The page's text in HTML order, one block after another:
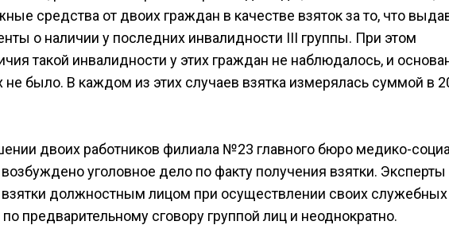
средства от двоих граждан в качестве взяток за то, что
о наличии у последних инвалидности III группы. При этом
такой инвалидности у этих граждан не наблюдалось, и
не было. В каждом из этих случаев взятка измерялась суммой в
двоих работников филиала №23 главного бюро медико-
уголовное дело по факту получения взятки. Эксперты
должностным лицом при осуществлении своих служебных
предварительному сговору группой лиц и неоднократно.